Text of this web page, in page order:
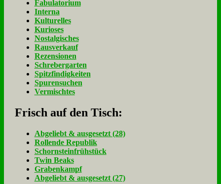
Fabulatorium
Interna
Kulturelles
Kurioses
Nostalgisches
Rausverkauf
Rezensionen
Schrebergarten
Spitzfindigkeiten
Spurensuchen
Vermischtes
Frisch auf den Tisch:
Ab­ge­liebt & aus­ge­setzt (28)
Rol­len­de Re­pu­blik
Schorn­stein­früh­stück
Twin Beaks
Gra­ben­kampf
Ab­ge­liebt & aus­ge­setzt (27)